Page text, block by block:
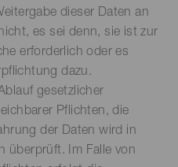
dieser Daten an
es sei denn, sie ist zur
erforderlich oder es
dazu.
gesetzlicher
Pflichten, die
der Daten wird in
überprüft. Im Falle von